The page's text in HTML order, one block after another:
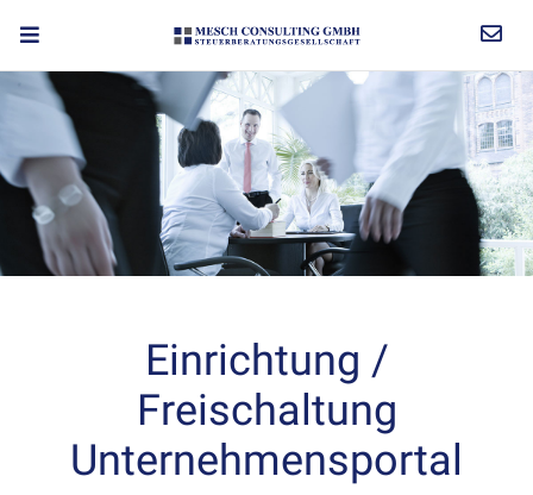
Einrichtung /
Freischaltung
Unternehmensportal